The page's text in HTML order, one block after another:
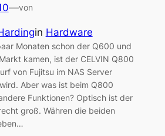
—von
in Hardware
Monaten schon der Q600 und
kamen, ist der CELVIN Q800
von Fujitsu im NAS Server
Aber was ist beim Q800
Funktionen? Optisch ist der
groß. Währen die beiden